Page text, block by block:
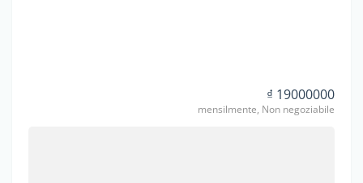
₫ 19000000
mensilmente, Non negoziabile